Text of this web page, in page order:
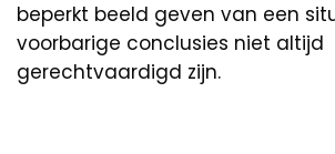
beperkt beeld geven van een
voorbarige conclusies niet altijd
gerechtvaardigd zijn.